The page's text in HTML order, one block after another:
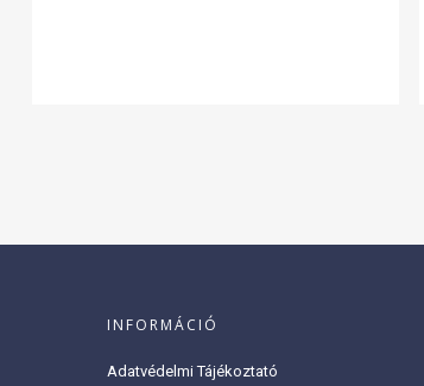
INFORMÁCIÓ
Adatvédelmi Tájékoztató